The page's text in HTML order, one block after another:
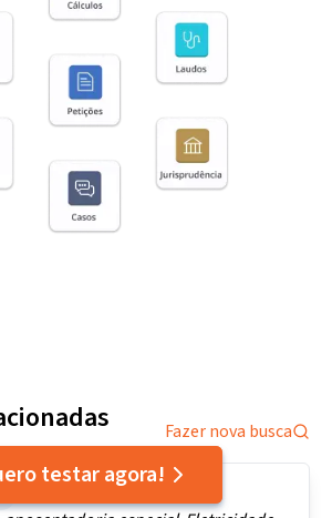
Fazer nova busca
testar agora!
testar agora!